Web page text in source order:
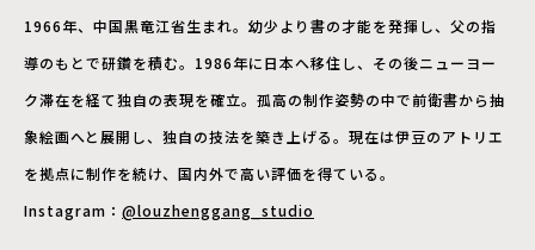
1966年、中国黒竜江省生まれ。幼少より書の才能を発揮し、父の指
導のもとで研鑽を積む。1986年に日本へ移住し、その後ニューヨー
ク滞在を経て独自の表現を確立。孤高の制作姿勢の中で前衛書から抽
象絵画へと展開し、独自の技法を築き上げる。現在は伊豆のアトリエ
を拠点に制作を続け、国内外で高い評価を得ている。
Instagram： @louzhenggang_studio